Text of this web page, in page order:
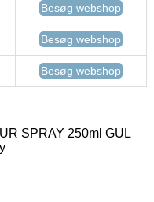
Besøg webshop
Besøg webshop
Besøg webshop
SPRAY 250ml GUL